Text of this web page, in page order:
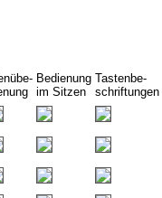
Bedienung
im Sitzen
Tastenbe-
schriftungen